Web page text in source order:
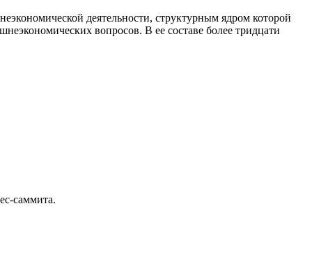
деятельности, структурным ядром которой
вопросов. В ее составе более тридцати
саммита.